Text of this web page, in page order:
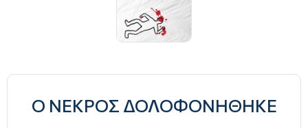
Ο ΝΕΚΡΟΣ ΔΟΛΟΦΟΝΗΘΗΚΕ